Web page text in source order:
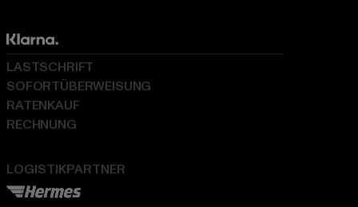
LOGISTIKPARTNER
LASTSCHRIFT
SOFORTÜBERWEISUNG
RATENKAUF
RECHNUNG